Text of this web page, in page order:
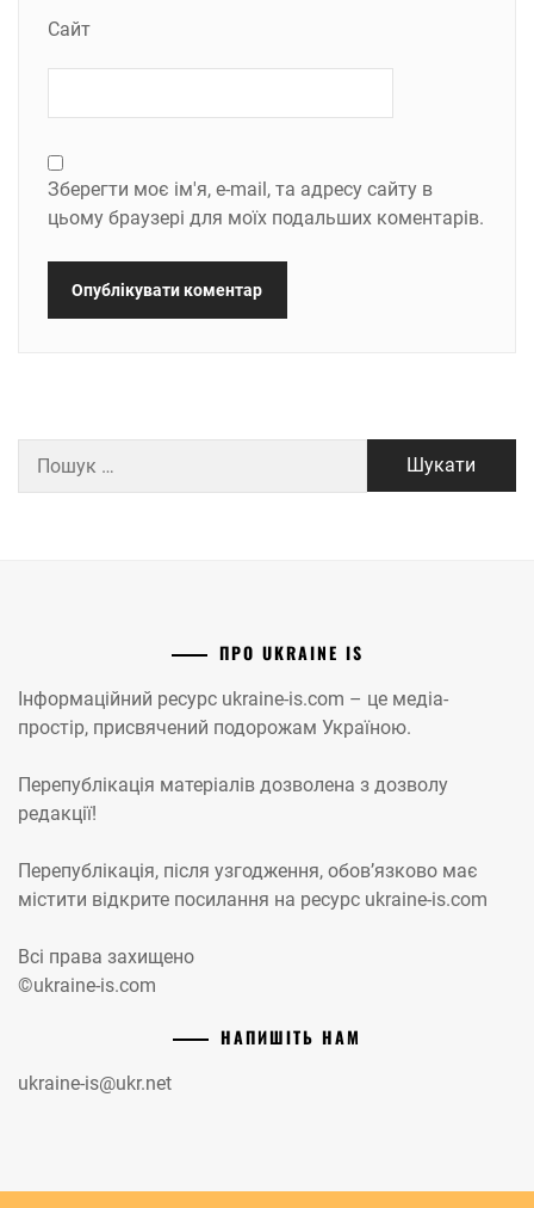
Сайт
Зберегти моє ім'я, e-mail, та адресу сайту в
цьому браузері для моїх подальших коментарів.
ПРО UKRAINE IS
Інформаційний ресурс ukraine-is.com – це медіа-
простір, присвячений подорожам Україною.
Перепублікація матеріалів дозволена з дозволу
редакції!
Перепублікація, після узгодження, обов’язково має
містити відкрите посилання на ресурс ukraine-is.com
Всі права захищено
©ukraine-is.com
НАПИШІТЬ НАМ
ukraine-is@ukr.net